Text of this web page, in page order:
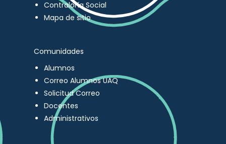
Contraloría Social
Mapa de sitio
Comunidades
Alumnos
Correo Alumnos UAQ
Solicitud Correo
Docentes
Administrativos